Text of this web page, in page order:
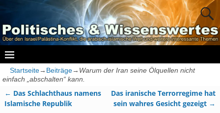
Startseite→ Beiträge→ Warum der Iran seine Ölquellen nicht
einfach „abschalten“ kann.
Artikelnavigation
← Das Schlachthaus namens
Islamische Republik
Das iranische Terrorregime hat
sein wahres Gesicht gezeigt →